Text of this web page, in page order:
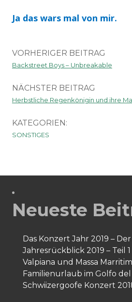
Ja das wars mal von mir.
VORHERIGER BEITRAG
Backstreet Boys – Unbreakable
NÄCHSTER BEITRAG
Herbstliche Regenkönigin und ihre
KATEGORIEN:
SONSTIGES
Neueste
Das Konzert Jahr 2019 –
Jahresrückblick 2019 – Teil 1
Valpiana und Massa
Familienurlaub im Golfo del
Schwiizergoofe Konzert